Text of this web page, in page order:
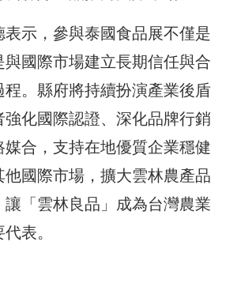
表示，參與泰國食品展不僅是
與國際市場建立長期信任與合
程。縣府將持續扮演產業後盾
化國際認證、深化品牌行銷
媒合，支持在地優質企業穩健
國際市場，擴大雲林農產品
讓「雲林良品」成為台灣農業
表。